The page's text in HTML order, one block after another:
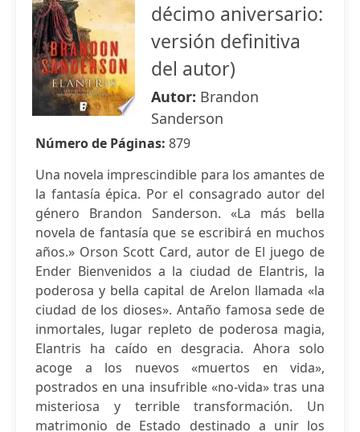
décimo aniversario:
versión definitiva
del autor)
Autor: Brandon
Sanderson
Número de Páginas: 879
Una novela imprescindible para los amantes de
la fantasía épica. Por el consagrado autor del
género Brandon Sanderson. «La más bella
novela de fantasía que se escribirá en muchos
años.» Orson Scott Card, autor de El juego de
Ender Bienvenidos a la ciudad de Elantris, la
poderosa y bella capital de Arelon llamada «la
ciudad de los dioses». Antaño famosa sede de
inmortales, lugar repleto de poderosa magia,
Elantris ha caído en desgracia. Ahora solo
acoge a los nuevos «muertos en vida»,
postrados en una insufrible «no-vida» tras una
misteriosa y terrible transformación. Un
matrimonio de Estado destinado a unir los